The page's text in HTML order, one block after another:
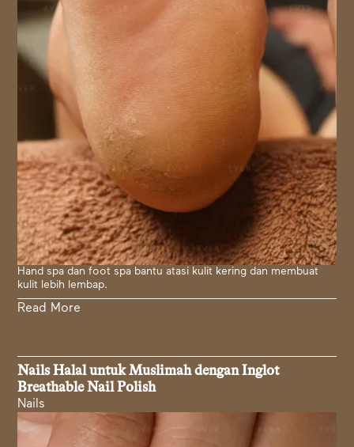
Hand spa dan foot spa bantu atasi kulit kering dan membuat
kulit lebih lembap.
Read More
Nails Halal untuk Muslimah dengan Inglot
Breathable Nail Polish
Nails